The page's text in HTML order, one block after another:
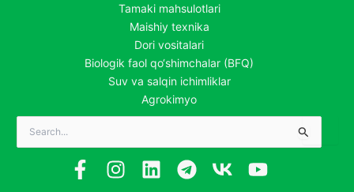
Tamaki mahsulotlari
Maishiy texnika
Dori vositalari
Biologik faol qo‘shimchalar (BFQ)
Suv va salqin ichimliklar
Agrokimyo
Search
for: